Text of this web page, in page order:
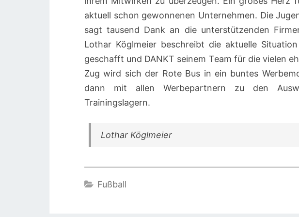
aktuell schon gewonnenen Unternehmen. Die
sagt tausend Dank an die unterstützenden
Lothar Köglmeier beschreibt die aktuelle
geschafft und DANKT seinem Team für die vielen
Zug wird sich der Rote Bus in ein buntes
dann mit allen Werbepartnern zu den
Trainingslagern.
Lothar Köglmeier
Fußball